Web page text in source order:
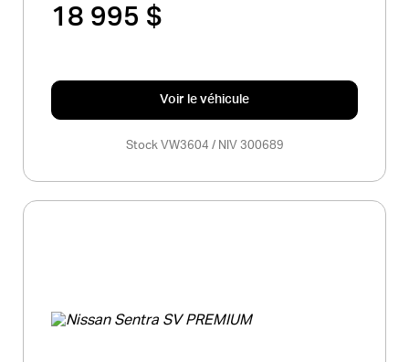
18 995 $
Voir le véhicule
Stock VW3604 / NIV 300689